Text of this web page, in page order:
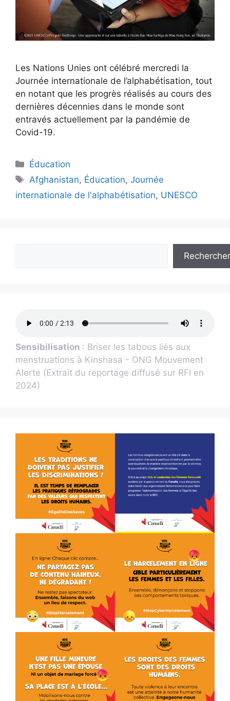
Les Nations Unies ont célébré mercredi la
Journée internationale de l’alphabétisation, tout
en notant que les progrès réalisés au cours des
dernières décennies dans le monde sont
entravés actuellement par la pandémie de
Covid-19.
Éducation
Afghanistan, Éducation,Journée
internationale de l'alphabétisation, UNESCO
Rechercher
Sensibilisation : Briser les tabous liés aux
menstruations à Kinshasa - ONG Mouvement
Alerte (Extrait du reportage diffusé sur RFI en
2024)